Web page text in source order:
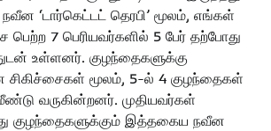
‘டார்கெட்டட் தெரபி’ மூலம், எங்கள்
பெற்ற 7 பெரியவர்களில் 5 பேர் தற்போது
உள்ளனர். குழந்தைகளுக்கு
சிகிச்சைகள் மூலம், 5-ல் 4 குழந்தைகள்
மீண்டு வருகின்றனர். முதியவர்கள்
குழந்தைகளுக்கும் இத்தகைய நவீன